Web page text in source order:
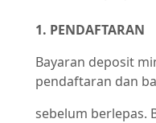
1. PENDAFTARAN
Bayaran deposit
pendaftaran dan
sebelum berlepas.